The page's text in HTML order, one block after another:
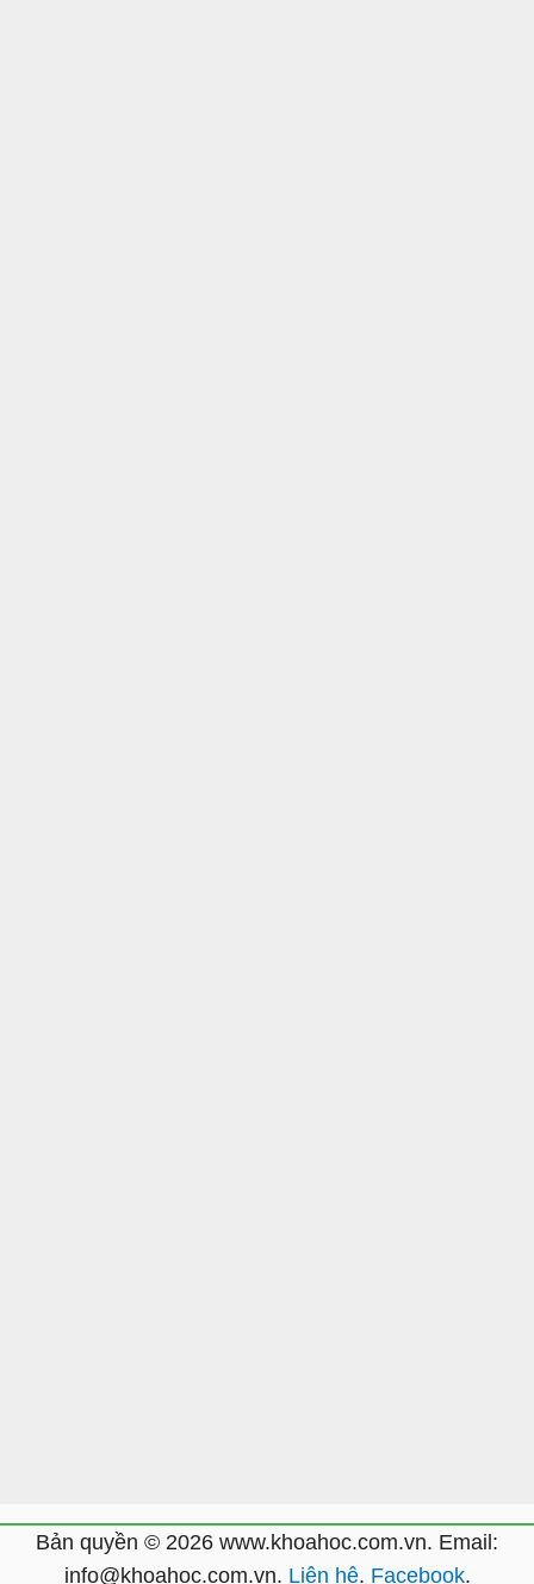
Bản quyền © 2026 www.khoahoc.com.vn. Email:
info@khoahoc.com.vn. Liên hệ. Facebook.